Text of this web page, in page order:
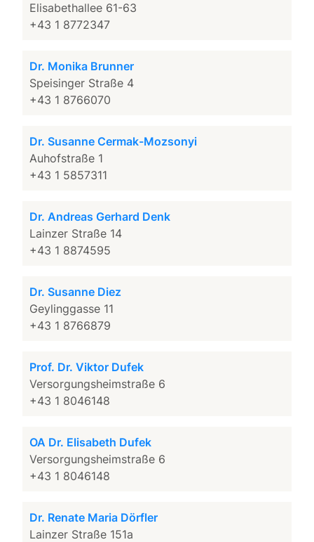
Elisabethallee 61-63
+43 1 8772347
Dr. Monika Brunner
Speisinger Straße 4
+43 1 8766070
Dr. Susanne Cermak-Mozsonyi
Auhofstraße 1
+43 1 5857311
Dr. Andreas Gerhard Denk
Lainzer Straße 14
+43 1 8874595
Dr. Susanne Diez
Geylinggasse 11
+43 1 8766879
Prof. Dr. Viktor Dufek
Versorgungsheimstraße 6
+43 1 8046148
OA Dr. Elisabeth Dufek
Versorgungsheimstraße 6
+43 1 8046148
Dr. Renate Maria Dörfler
Lainzer Straße 151a